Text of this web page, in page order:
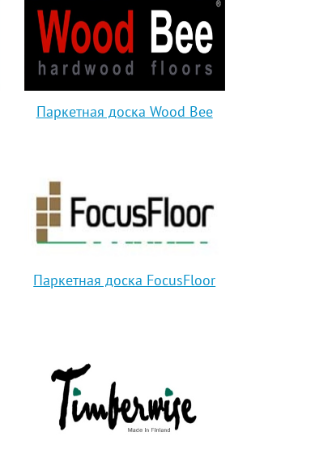
Паркетная доска Wood Bee
Паркетная доска FocusFloor